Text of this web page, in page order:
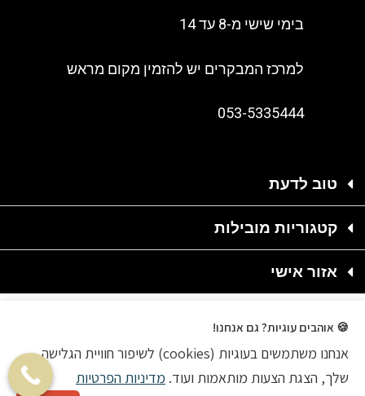
בימי שישי מ-8 עד 14
למרכז המבקרים יש להזמין מקום מראש
053-5335444
טוב לדעת
קטגוריות מובילות
אזור אישי
🍪 אוהבים עוגיות? גם אנחנו!
אנחנו משתמשים בעוגיות (cookies) לשיפור חוויית הגלישה
שלך, הצגת הצעות מותאמות ועוד. מדיניות הפרטיות